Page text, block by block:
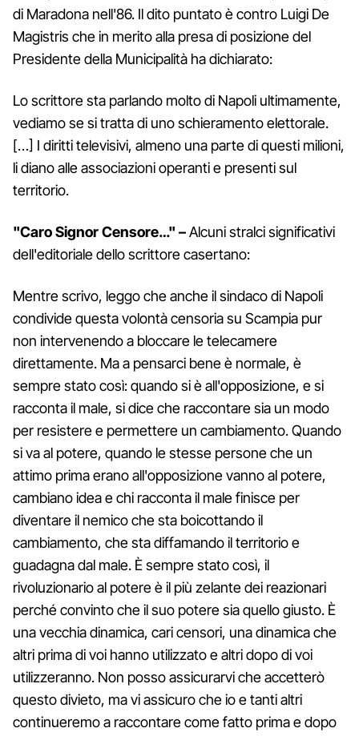
di Maradona nell'86. Il dito puntato è contro Luigi De
Magistris che in merito alla presa di posizione del
Presidente della Municipalità ha dichiarato:
Lo scrittore sta parlando molto di Napoli ultimamente,
vediamo se si tratta di uno schieramento elettorale.
[…] I diritti televisivi, almeno una parte di questi milioni,
li diano alle associazioni operanti e presenti sul
territorio.
"Caro Signor Censore…" –Alcuni stralci significativi
dell'editoriale dello scrittore casertano:
Mentre scrivo, leggo che anche il sindaco di Napoli
condivide questa volontà censoria su Scampia pur
non intervenendo a bloccare le telecamere
direttamente. Ma a pensarci bene è normale, è
sempre stato così: quando si è all'opposizione, e si
racconta il male, si dice che raccontare sia un modo
per resistere e permettere un cambiamento. Quando
si va al potere, quando le stesse persone che un
attimo prima erano all'opposizione vanno al potere,
cambiano idea e chi racconta il male finisce per
diventare il nemico che sta boicottando il
cambiamento, che sta diffamando il territorio e
guadagna dal male. È sempre stato così, il
rivoluzionario al potere è il più zelante dei reazionari
perché convinto che il suo potere sia quello giusto. È
una vecchia dinamica, cari censori, una dinamica che
altri prima di voi hanno utilizzato e altri dopo di voi
utilizzeranno. Non posso assicurarvi che accetterò
questo divieto, ma vi assicuro che io e tanti altri
continueremo a raccontare come fatto prima e dopo